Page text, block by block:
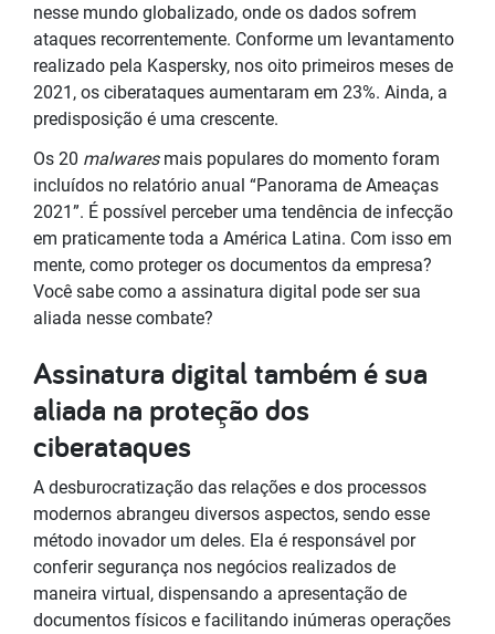
nesse mundo globalizado, onde os dados sofrem
ataques recorrentemente. Conforme um levantamento
realizado pela Kaspersky, nos oito primeiros meses de
2021, os ciberataques aumentaram em 23%. Ainda, a
predisposição é uma crescente.
Os 20 malwares mais populares do momento foram
incluídos no relatório anual “Panorama de Ameaças
2021”. É possível perceber uma tendência de infecção
em praticamente toda a América Latina. Com isso em
mente, como proteger os documentos da empresa?
Você sabe como a assinatura digital pode ser sua
aliada nesse combate?
Assinatura digital também é sua
aliada na proteção dos
ciberataques
A desburocratização das relações e dos processos
modernos abrangeu diversos aspectos, sendo esse
método inovador um deles. Ela é responsável por
conferir segurança nos negócios realizados de
maneira virtual, dispensando a apresentação de
documentos físicos e facilitando inúmeras operações